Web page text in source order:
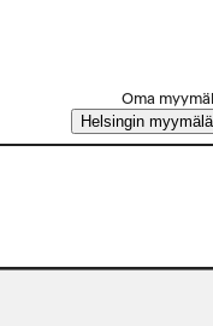
Oma
Helsingin myymälä